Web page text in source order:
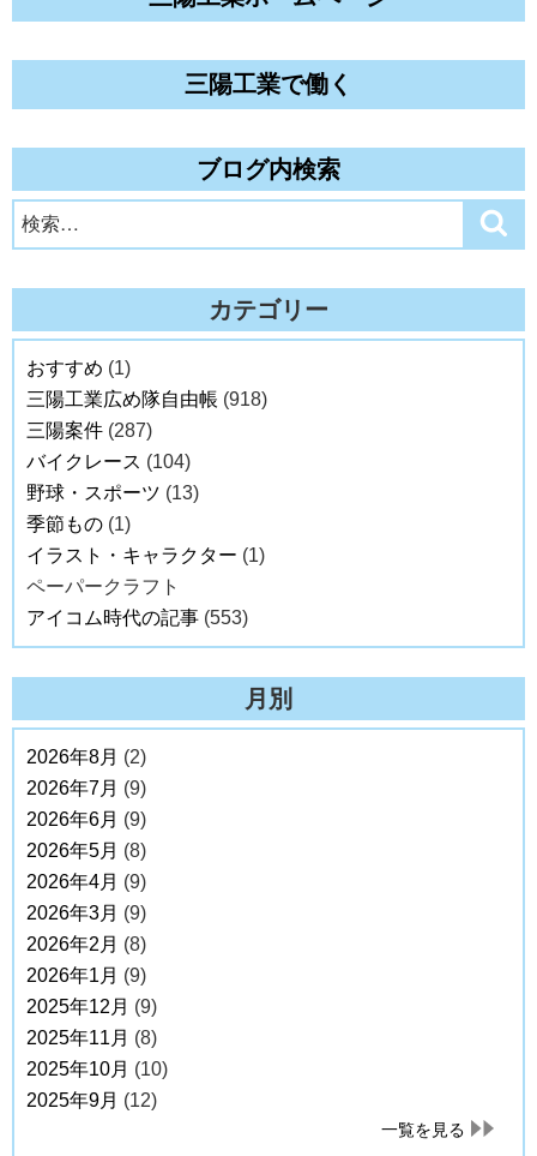
三陽工業で働く
ブログ内検索
検
索:
カテゴリー
おすすめ (1)
三陽工業広め隊自由帳 (918)
三陽案件 (287)
バイクレース (104)
野球・スポーツ (13)
季節もの (1)
イラスト・キャラクター (1)
ペーパークラフト
アイコム時代の記事 (553)
月別
2026年8月 (2)
2026年7月 (9)
2026年6月 (9)
2026年5月 (8)
2026年4月 (9)
2026年3月 (9)
2026年2月 (8)
2026年1月 (9)
2025年12月 (9)
2025年11月 (8)
2025年10月 (10)
2025年9月 (12)
一覧を見る